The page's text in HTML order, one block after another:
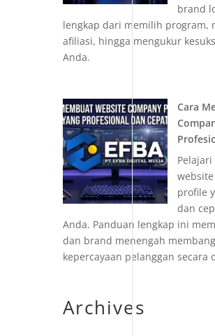
brand
lengkap dari memilih program,
afiliasi, hingga mengukur
Anda.
Cara
profile
dan
Anda. Panduan lengkap ini
dan brand menengah
kepercayaan pelanggan secara
Archives